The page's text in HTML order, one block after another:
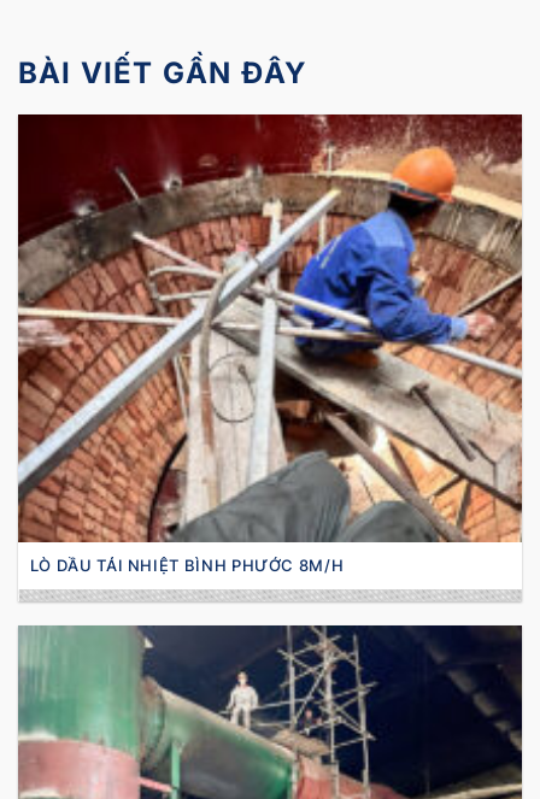
BÀI VIẾT GẦN ĐÂY
LÒ DẦU TẢI NHIỆT BÌNH PHƯỚC 8M/H